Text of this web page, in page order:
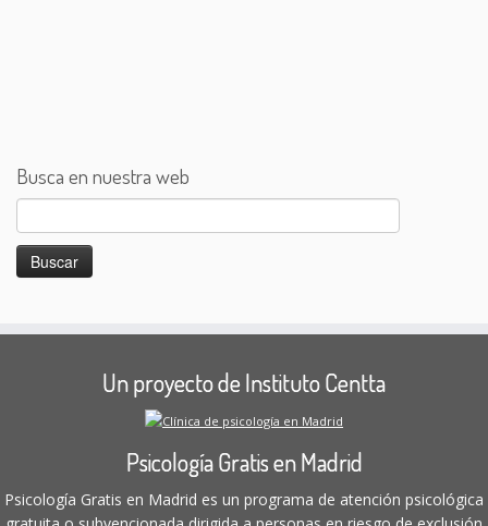
Busca en nuestra web
Buscar:
Un proyecto de Instituto Centta
Psicología Gratis en Madrid
Psicología Gratis en Madrid es un programa de atención psicológica